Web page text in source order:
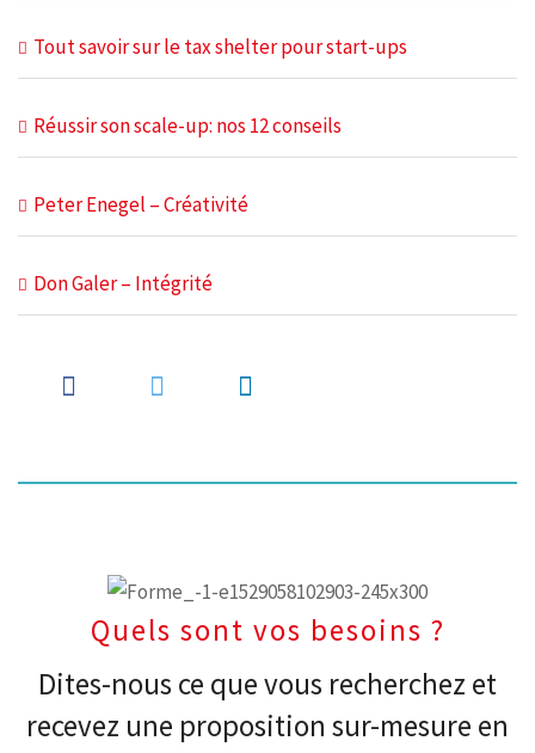
Tout savoir sur le tax shelter pour start-ups
Réussir son scale-up: nos 12 conseils
Peter Enegel – Créativité
Don Galer – Intégrité
Quels sont vos besoins ?
Dites-nous ce que vous recherchez et
recevez une proposition sur-mesure en